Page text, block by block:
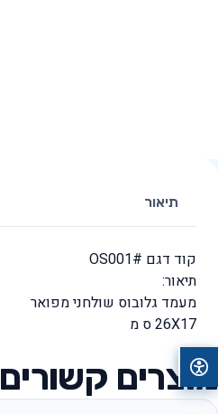
תיאור
קוד דגם #OS001
תיאור:
מעמד גלובוס שולחני מפואר
26X17 ס מ
מוצרים קשורים